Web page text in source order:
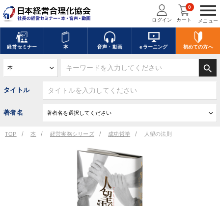
menu
メニュー
ログイン カート
0
経営セミナー 本 音声・動画 eラーニング 初めての方へ
search
タイトル
著者名
TOP 本 経営実務シリーズ 成功哲学 人望の法則